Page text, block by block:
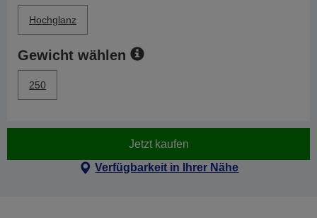
Hochglanz
Gewicht wählen
250
Jetzt kaufen
Verfügbarkeit in Ihrer Nähe